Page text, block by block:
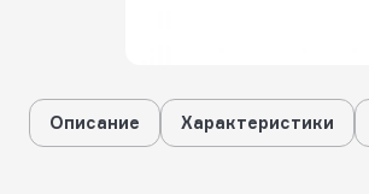
Описание Характеристики